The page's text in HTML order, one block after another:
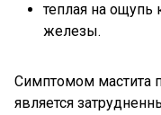
теплая на ощупь
железы.
Симптомом мастита
является